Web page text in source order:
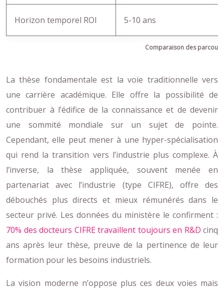
Comparaison des
Horizon temporel ROI 5-10 ans
La thèse fondamentale est la voie traditionnelle vers
une carrière académique. Elle offre la possibilité de
contribuer à l’édifice de la connaissance et de devenir
une sommité mondiale sur un sujet de pointe.
Cependant, elle peut mener à une hyper-spécialisation
qui rend la transition vers l’industrie plus complexe. À
l’inverse, la thèse appliquée, souvent menée en
partenariat avec l’industrie (type CIFRE), offre des
débouchés plus directs et mieux rémunérés dans le
secteur privé. Les données du ministère le confirment :
70% des docteurs CIFRE travaillent toujours en R&D cinq
ans après leur thèse, preuve de la pertinence de leur
formation pour les besoins industriels.
La vision moderne n’oppose plus ces deux voies mais